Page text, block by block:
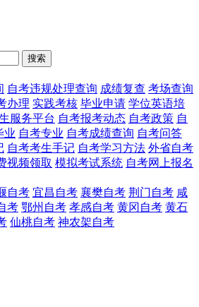
搜索
自考违规处理查询 成绩复查 考场查询
办理 实践考核 毕业申请 学位英语培
服务平台 自考报考动态 自考政策 自
业 自考专业 自考成绩查询 自考问答
自考考生手记 自考学习方法 外省自考
视频领取 模拟考试系统 自考网上报名
自考 宜昌自考 襄樊自考 荆门自考 咸
考 鄂州自考 孝感自考 黄冈自考 黄石
仙桃自考 神农架自考